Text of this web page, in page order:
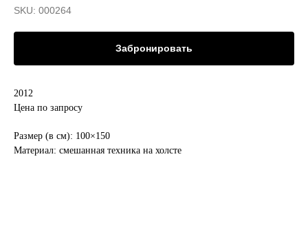
SKU: 000264
Забронировать
2012
Цена по запросу
Размер (в см): 100×150
Материал: смешанная техника на холсте